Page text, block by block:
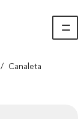
/
Canaleta